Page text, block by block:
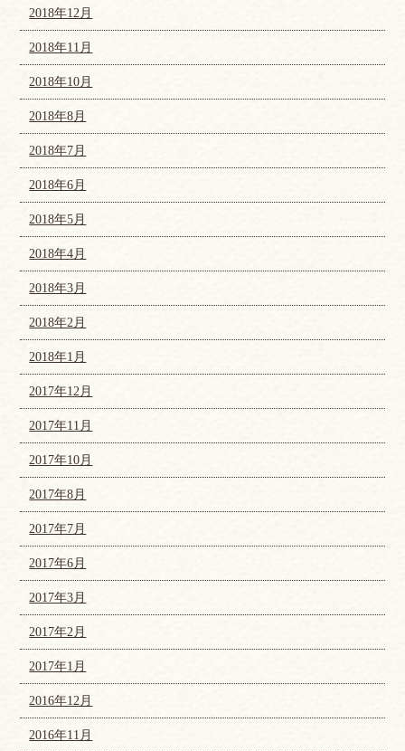
2018年12月
2018年11月
2018年10月
2018年8月
2018年7月
2018年6月
2018年5月
2018年4月
2018年3月
2018年2月
2018年1月
2017年12月
2017年11月
2017年10月
2017年8月
2017年7月
2017年6月
2017年3月
2017年2月
2017年1月
2016年12月
2016年11月